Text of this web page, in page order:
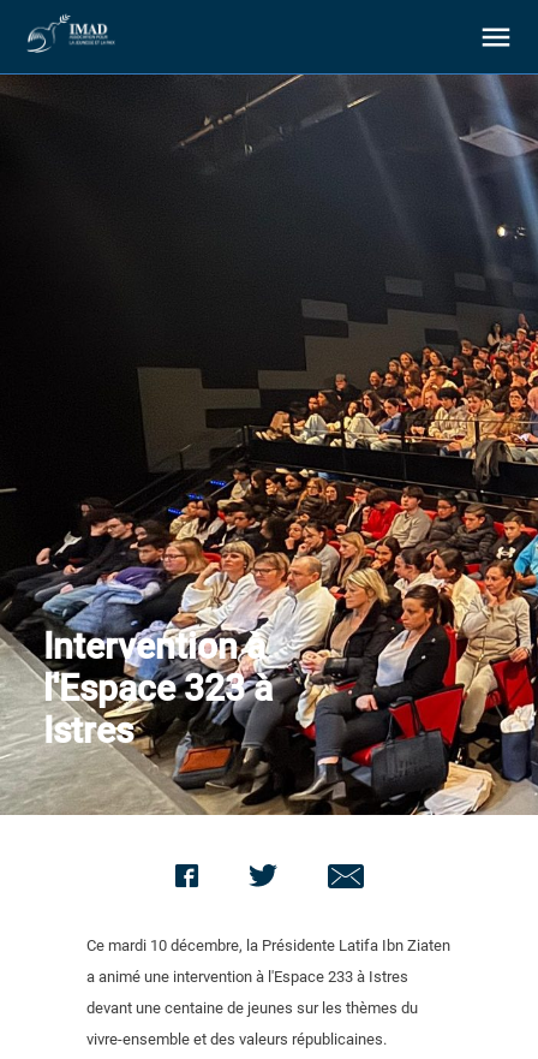
Support us
Contact us
Intervention à
l'Espace 323 à
Istres
Ce mardi 10 décembre, la Présidente Latifa Ibn Ziaten
a animé une intervention à l'Espace 233 à Istres
devant une centaine de jeunes sur les thèmes du
vivre-ensemble et des valeurs républicaines.